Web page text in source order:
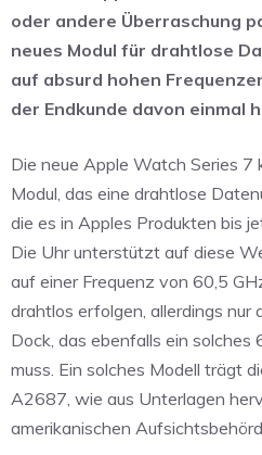
oder andere Überraschung
neues Modul für drahtlose
auf absurd hohen
der Endkunde davon einmal
Die neue Apple Watch Series 7
Modul, das eine drahtlose
die es in Apples Produkten bis
Die Uhr unterstützt auf diese
auf einer Frequenz von 60,5
drahtlos erfolgen, allerdings nur
Dock, das ebenfalls ein
muss. Ein solches Modell trägt
A2687, wie aus Unterlagen
amerikanischen